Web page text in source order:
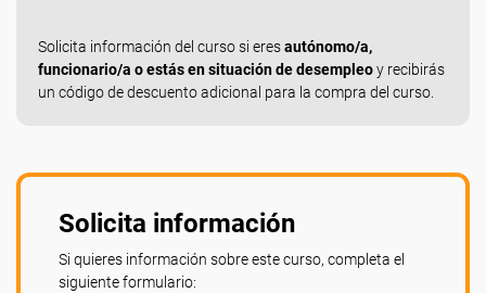
Solicita información del curso si eresautónomo/a,
funcionario/a o estás en situación de desempleoy recibirás
un código de descuento adicional para la compra del curso.
Solicita información
Si quieres información sobre este curso, completa el
siguiente formulario: